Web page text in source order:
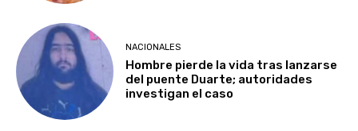
NACIONALES
Hombre pierde la vida tras lanzarse
del puente Duarte; autoridades
investigan el caso